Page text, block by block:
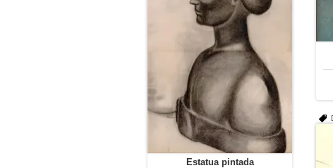
Estatua pintada